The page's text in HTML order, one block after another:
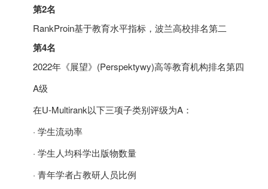
第2名
RankProin基于教育水平指标，波兰高校排名第二
第4名
2022年《展望》(Perspektywy)高等教育机构排名第四
A级
在U-Multirank以下三项子类别评级为A：
· 学生流动率
· 学生人均科学出版物数量
· 青年学者占教研人员比例